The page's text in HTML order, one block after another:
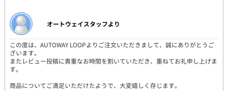
オートウェイスタッフより
この度は、AUTOWAY LOOPよりご注文いただきまして、誠にありがとうご
ざいます。
またレビュー投稿に貴重なお時間を割いていただき、重ねてお礼申し上げま
す。
商品についてご満足いただけたようで、大変嬉しく存じます。